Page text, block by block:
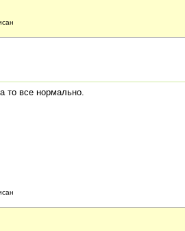
то все нормально.